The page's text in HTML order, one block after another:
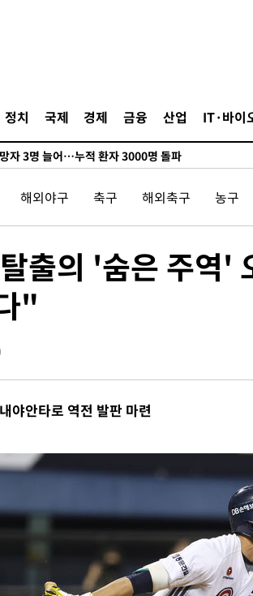
정치 국제 경제 금융 산업 IT·바이
경선, 제주·인천 권리당원 투표 김민석 승리
'무더위'…동해안 시간당 30㎜ '강한 비'[내일날씨]
육박 '펄펄'…동해안 일부 지역엔 호의주의보
81.4㎜ 물폭탄…도로 잠기고 담벼락 붕괴
질 나섰다 실종 60대, 닷새 만에 숨진 채 발견
야 아시안게임서 '홈팀' 일본과 한일전
지만…'낮 최고 35도' 무더위, 열대야 계속[다음주
·성접대 논란 사과…쇄신의 기회로 삼겠다"
접대 논란' 축구협회 "실망과 걱정 안겨드려 죄송"
승 마감…S&P 0.6% 나스닥 1.3%↑
원 제주·인천 순회경선…박선원·최민희·서미화·
, 與 전대 당원투표 누적 득표율 45.42%로 1위… 정
레티코 이적 기뻐…등번호 7번 의미보단 팀 위해 뛸
표 경선, 제주·인천 권리당원 투표 김민석 승리
'무더위'…동해안 시간당 30㎜ '강한 비'[내일날씨]
"감독님이 원하는 마음 느꼈고, 많은 트로피 원해 아
육박 '펄펄'…동해안 일부 지역엔 호의주의보
망자 3명 늘어…누적 환자 3000명 돌파
당 81.4㎜ 물폭탄…도로 잠기고 담벼락 붕괴
해외야구 축구 해외축구 농구
출의 '숨은 주역'
"
야안타로 역전 발판 마련